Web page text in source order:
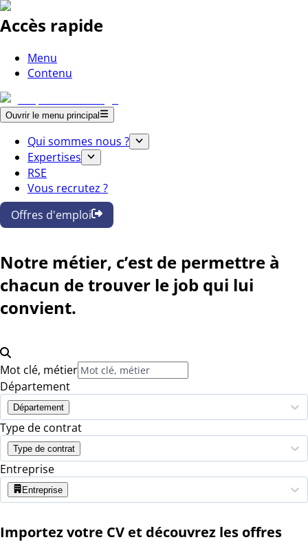
Accès rapide
Menu
Contenu
Ouvrir le menu principal
Qui sommes nous ?
Expertises
RSE
Vous recrutez ?
Offres d'emploi
Notre métier, c’est de permettre à
chacun de trouver le job qui lui
convient.
Mot clé, métier
Département
Département
Type de contrat
Type de contrat
Entreprise
Entreprise
Importez votre CV et découvrez les offres